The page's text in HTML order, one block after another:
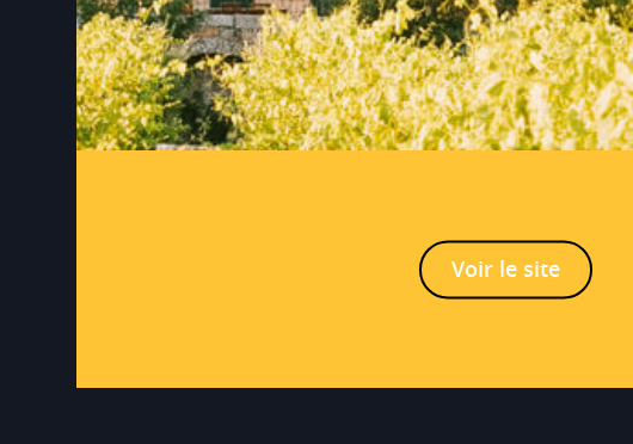
Blanc
Voir le site
AOC
Premières Côtes de Blaye
Cépages
Magret, confit, viandes rouges,